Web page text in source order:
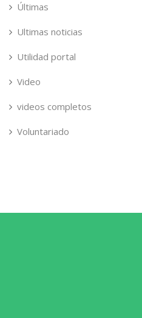
Últimas
Ultimas noticias
Utilidad portal
Video
videos completos
Voluntariado